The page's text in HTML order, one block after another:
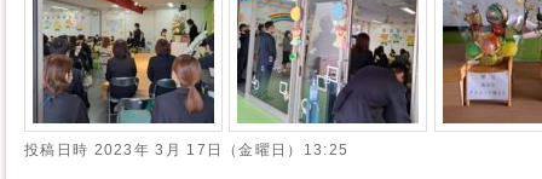
投稿日時 2023年 3月 17日（金曜日）13:25